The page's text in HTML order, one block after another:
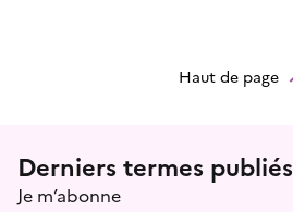
Haut de page
Menu prefooter
Derniers termes publiés
Je m’abonne